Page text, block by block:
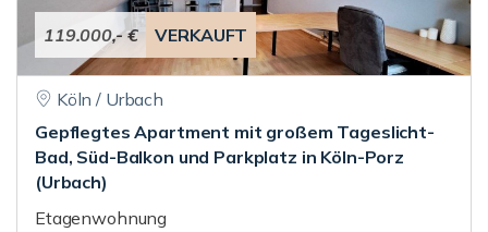
119.000,- € VERKAUFT
Köln / Urbach
Gepflegtes Apartment mit großem Tageslicht-
Bad, Süd-Balkon und Parkplatz in Köln-Porz
(Urbach)
Etagenwohnung